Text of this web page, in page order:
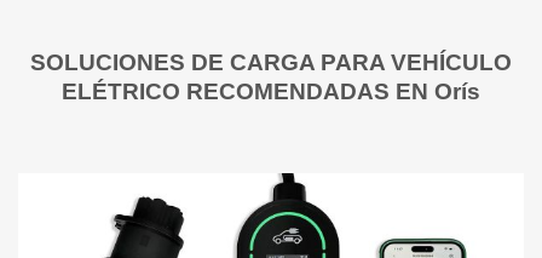
SOLUCIONES DE CARGA PARA VEHÍCULO
ELÉTRICO RECOMENDADAS EN Orís